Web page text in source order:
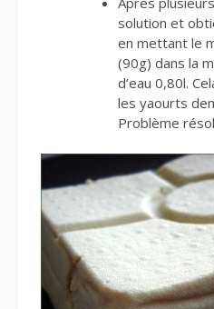
solution et
en mettant le
(90g) dans la
d’eau 0,80l.
les yaourts
Problème